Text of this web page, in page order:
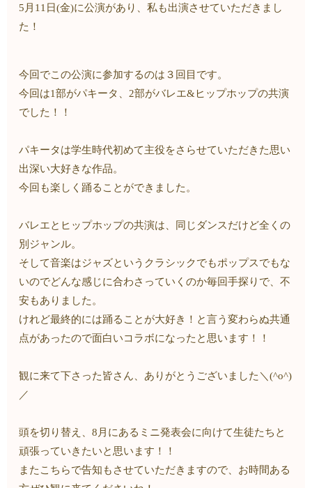
5月11日(金)に公演があり、私も出演させていただきまし
た！
今回でこの公演に参加するのは３回目です。
今回は1部がパキータ、2部がバレエ&ヒップホップの共演
でした！！
パキータは学生時代初めて主役をさらせていただきた思い
出深い大好きな作品。
今回も楽しく踊ることができました。
バレエとヒップホップの共演は、同じダンスだけど全くの
別ジャンル。
そして音楽はジャズというクラシックでもポップスでもな
いのでどんな感じに合わさっていくのか毎回手探りで、不
安もありました。
けれど最終的には踊ることが大好き！と言う変わらぬ共通
点があったので面白いコラボになったと思います！！
観に来て下さった皆さん、ありがとうございました＼(^o^)
／
頭を切り替え、8月にあるミニ発表会に向けて生徒たちと
頑張っていきたいと思います！！
またこちらで告知もさせていただきますので、お時間ある